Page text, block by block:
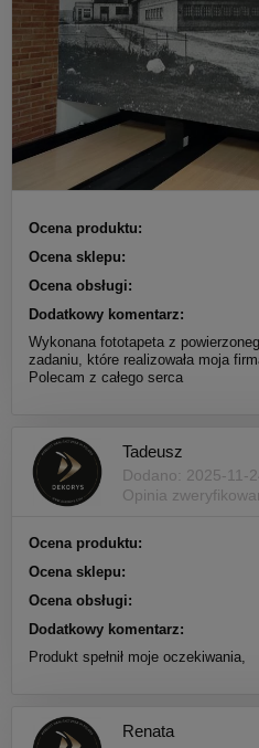
Ocena produktu:
Ocena sklepu:
Ocena obsługi:
Dodatkowy komentarz:
Wykonana fototapeta z
zadaniu, które realizowała moja
Polecam z całego serca
Tadeusz
Dodano: 2025-11-
Opinia
Ocena produktu:
Ocena sklepu:
Ocena obsługi:
Dodatkowy komentarz:
Produkt spełnił moje oczekiwania,
Renata